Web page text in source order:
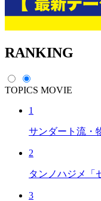
RANKING
TOPICS MOVIE
1
サンダート流・
2
タンノハジメ「
3